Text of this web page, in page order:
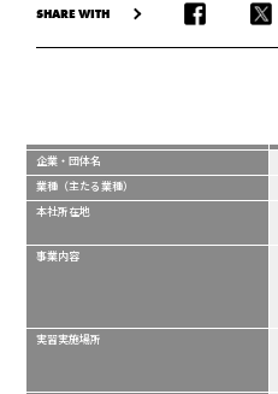
SHARE WITH
企業・団体名
業種（主たる業種）
本社所在地
事業内容
実習実施場所